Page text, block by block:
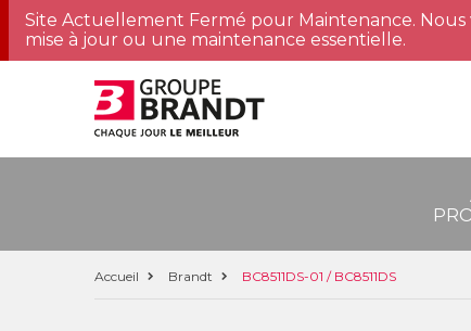
Site Actuellement Fermé pour Maintenance.
mise à jour ou une maintenance essentielle.
Accueil Brandt BC8511DS-01 / BC8511DS